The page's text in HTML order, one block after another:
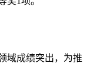
成绩突出，为推